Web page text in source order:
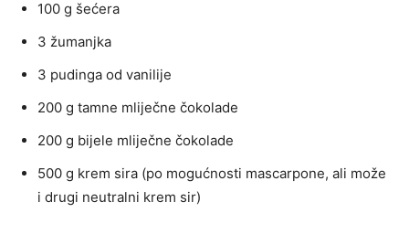
100 g šećera
3 žumanjka
3 pudinga od vanilije
200 g tamne mliječne čokolade
200 g bijele mliječne čokolade
500 g krem sira (po mogućnosti mascarpone, ali može
i drugi neutralni krem sir)